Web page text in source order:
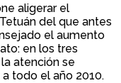
aligerar el
del que antes
el aumento
en los tres
atención se
todo el año 2010.